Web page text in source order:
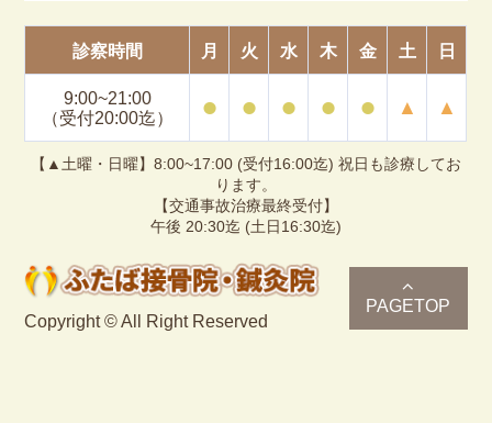
診察時間 月 火 水 木 金 土 日
9:00~21:00
（受付20:00迄）
⚫︎ ⚫︎ ⚫︎ ⚫︎ ⚫︎ ▲ ▲
【▲土曜・日曜】8:00~17:00 (受付16:00迄) 祝日も診療してお
ります。
【交通事故治療最終受付】
午後 20:30迄 (土日16:30迄)
Copyright © All Right Reserved
PAGETOP